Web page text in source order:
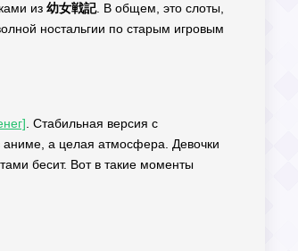
из 幼女戦記. В общем, это слоты,
ностальгии по старым игровым
. Стабильная версия с
аниме, а целая атмосфера. Девочки
бесит. Вот в такие моменты